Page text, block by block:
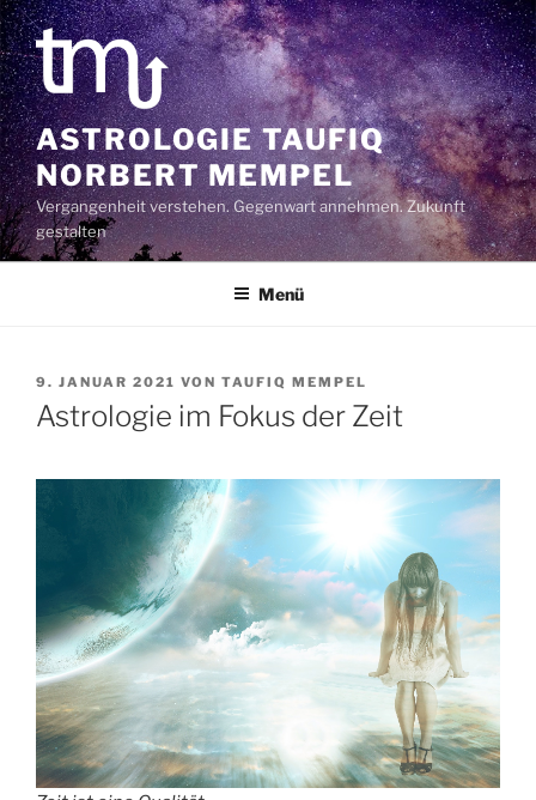
Zum
Inhalt
springen
ASTROLOGIE TAUFIQ
NORBERT MEMPEL
Vergangenheit verstehen. Gegenwart annehmen. Zukunft
gestalten
Menü
VERÖFFENTLICHT
AM
9. JANUAR 2021 VON TAUFIQ MEMPEL
Astrologie im Fokus der Zeit